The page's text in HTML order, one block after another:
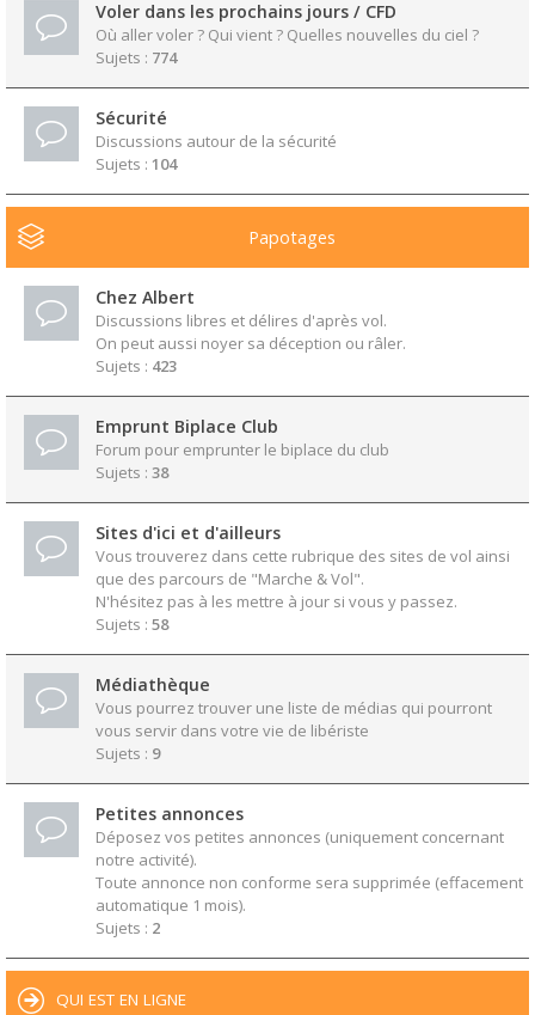
Voler dans les prochains jours / CFD
Où aller voler ? Qui vient ? Quelles nouvelles du ciel ?
Sujets : 774
Sécurité
Discussions autour de la sécurité
Sujets : 104
Papotages
Chez Albert
Discussions libres et délires d'après vol.
On peut aussi noyer sa déception ou râler.
Sujets : 423
Emprunt Biplace Club
Forum pour emprunter le biplace du club
Sujets : 38
Sites d'ici et d'ailleurs
Vous trouverez dans cette rubrique des sites de vol ainsi
que des parcours de "Marche & Vol".
N'hésitez pas à les mettre à jour si vous y passez.
Sujets : 58
Médiathèque
Vous pourrez trouver une liste de médias qui pourront
vous servir dans votre vie de libériste
Sujets : 9
Petites annonces
Déposez vos petites annonces (uniquement concernant
notre activité).
Toute annonce non conforme sera supprimée (effacement
automatique 1 mois).
Sujets : 2
QUI EST EN LIGNE